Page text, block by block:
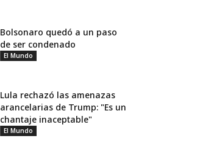
Bolsonaro quedó a un paso
de ser condenado
El Mundo
Lula rechazó las amenazas
arancelarias de Trump: "Es un
chantaje inaceptable"
El Mundo